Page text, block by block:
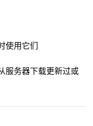
使用它们
服务器下载更新过或